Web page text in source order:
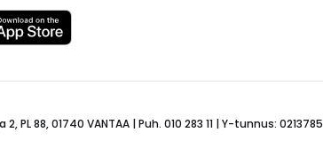
PL 88, 01740 VANTAA | Puh. 010 283 11 | Y-tunnus: